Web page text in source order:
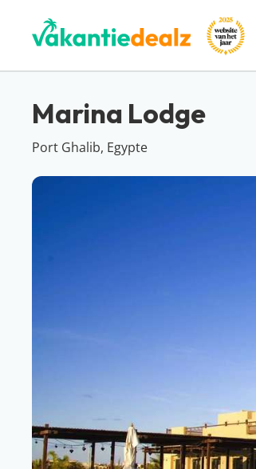
Marina Lodge
Port Ghalib, Egypte